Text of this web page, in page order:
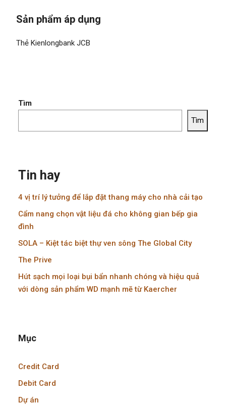
Sản phẩm áp dụng
Thẻ Kienlongbank JCB
Tìm
Tìm
Tin hay
4 vị trí lý tưởng để lắp đặt thang máy cho nhà cải tạo
Cẩm nang chọn vật liệu đá cho không gian bếp gia
đình
SOLA – Kiệt tác biệt thự ven sông The Global City
The Prive
Hút sạch mọi loại bụi bẩn nhanh chóng và hiệu quả
với dòng sản phẩm WD mạnh mẽ từ Kaercher
Mục
Credit Card
Debit Card
Dự án